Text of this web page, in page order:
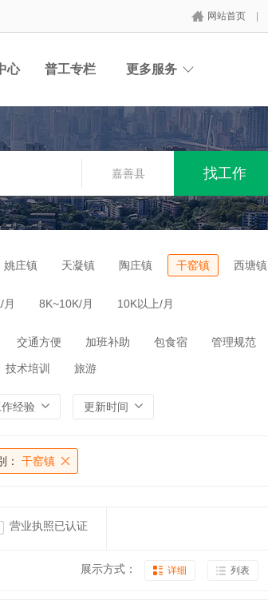
网站首页
心 普工专栏 更多服务
嘉善县
姚庄镇 天凝镇 陶庄镇 干窑镇 西塘镇
月 8K~10K/月 10K以上/月
交通方便 加班补助 包食宿 管理规范
技术培训 旅游
作经验 更新时间
： 干窑镇
营业执照已认证
展示方式： 详细 列表